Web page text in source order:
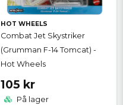
HOT WHEELS
Combat Jet Skystriker
(Grumman F-14 Tomcat) -
Hot Wheels
105 kr
På lager